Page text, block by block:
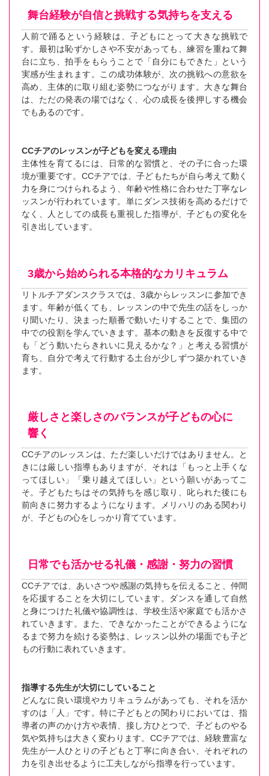
舞台経験が自信と挑戦する気持ちを支える
人前で踊るという経験は、子どもにとって大きな挑戦で
す。最初は恥ずかしさや不安があっても、練習を重ねて舞
台に立ち、拍手をもらうことで「自分にもできた」という
実感が生まれます。この成功体験が、次の挑戦への意欲を
高め、主体的に取り組む姿勢につながります。大きな舞台
は、ただの発表の場ではなく、心の成長を後押しする機会
でもあるのです。
CCチアのレッスンが子どもを変える理由
主体性を育てるには、日常的な習慣と、その子に合った環
境が重要です。CCチアでは、子どもたちが自ら考えて動く
力を身につけられるよう、年齢や性格に合わせた丁寧なレ
ッスンが行われています。単にダンス技術を高めるだけで
なく、人としての成長も重視した指導が、子どもの変化を
引き出しています。
3歳から始められる本格的なカリキュラム
リトルチアダンスクラスでは、3歳からレッスンに参加でき
ます。年齢が低くても、レッスンの中で先生の話をしっか
り聞いたり、決まった順番で動いたりすることで、集団の
中での役割を学んでいきます。基本の動きを反復する中で
も「どう動いたらきれいに見えるかな？」と考える習慣が
育ち、自分で考えて行動する土台が少しずつ築かれていき
ます。
厳しさと楽しさのバランスが子どもの心に
響く
CCチアのレッスンは、ただ楽しいだけではありません。と
きには厳しい指導もありますが、それは「もっと上手くな
ってほしい」「乗り越えてほしい」という願いがあってこ
そ。子どもたちはその気持ちを感じ取り、叱られた後にも
前向きに努力するようになります。メリハリのある関わり
が、子どもの心をしっかり育てています。
日常でも活かせる礼儀・感謝・努力の習慣
CCチアでは、あいさつや感謝の気持ちを伝えること、仲間
を応援することを大切にしています。ダンスを通して自然
と身につけた礼儀や協調性は、学校生活や家庭でも活かさ
れていきます。また、できなかったことができるようにな
るまで努力を続ける姿勢は、レッスン以外の場面でも子ど
もの行動に表れていきます。
指導する先生が大切にしていること
どんなに良い環境やカリキュラムがあっても、それを活か
すのは「人」です。特に子どもとの関わりにおいては、指
導者の声のかけ方や表情、接し方ひとつで、子どものやる
気や気持ちは大きく変わります。CCチアでは、経験豊富な
先生が一人ひとりの子どもと丁寧に向き合い、それぞれの
力を引き出せるように工夫しながら指導を行っています。